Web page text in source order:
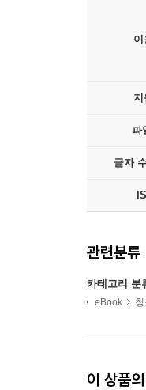
이
지
파
글자
관련분류
카테고리 분
eBook
이 상품